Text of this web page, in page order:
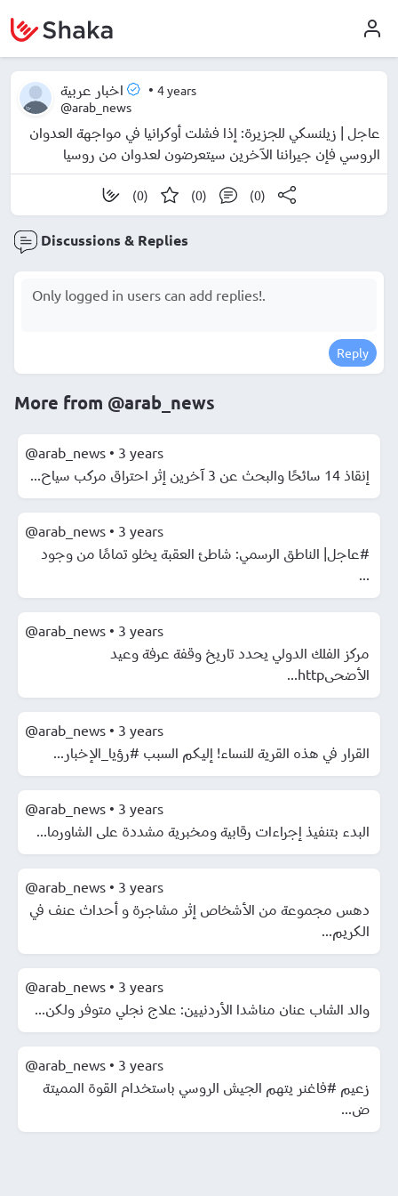
اخبار عربية • 4 years
@arab_news
عاجل | زيلنسكي للجزيرة: إذا فشلت أوكرانيا في مواجهة العدوان
الروسي فإن جيراننا الآخرين سيتعرضون لعدوان من روسيا
(0) (0) (0)
Discussions & Replies
Reply
More from @arab_news
@arab_news • 3 years
إنقاذ 14 سائحًا والبحث عن 3 آخرين إثر احتراق مركب سياح...
@arab_news • 3 years
#عاجل| الناطق الرسمي: شاطئ العقبة يخلو تمامًا من وجود
...
@arab_news • 3 years
مركز الفلك الدولي يحدد تاريخ وقفة عرفة وعيد
الأضحىhttp...
@arab_news • 3 years
القرار في هذه القرية للنساء! إليكم السبب #رؤيا_الإخبار...
@arab_news • 3 years
البدء بتنفيذ إجراءات رقابية ومخبرية مشددة على الشاورما...
@arab_news • 3 years
دهس مجموعة من الأشخاص إثر مشاجرة و أحداث عنف في
الكريم...
@arab_news • 3 years
والد الشاب عنان مناشدا الأردنيين: علاج نجلي متوفر ولكن...
@arab_news • 3 years
زعيم #فاغنر يتهم الجيش الروسي باستخدام القوة المميتة
ض...